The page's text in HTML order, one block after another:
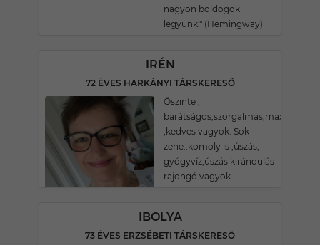
nagyon boldogok
legyünk." (Hemingway)
IRÉN
72 ÉVES HARKÁNYI TÁRSKERESŐ
Öszinte ,
,kedves vagyok. Sok
zene..komoly is ,úszás,
gyógyvíz,úszás kirándulás
rajongó vagyok
IBOLYA
73 ÉVES ERZSÉBETI TÁRSKERESŐ